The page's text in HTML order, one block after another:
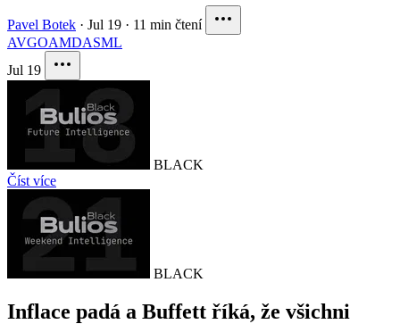
Pavel Botek · Jul 19 · 11 min čtení
AVGOAMDASML
Jul 19
BLACK
Číst více
BLACK
Inflace padá a Buffett říká, že všichni